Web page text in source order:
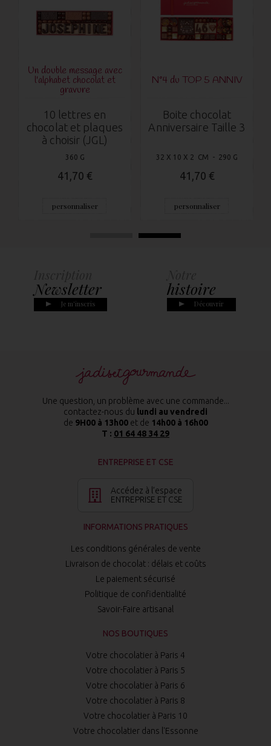
Un double message avec
l'alphabet chocolat et
gravure
10 lettres en
chocolat et plaques
à choisir (JGL)
360 G
41,70 €
personnaliser
N°4 du TOP 5 ANNIV
Boite chocolat
Anniversaire Taille 3
32 X 10 X 2 CM - 290 G
41,70 €
personnaliser
Newsletter
Je m'inscris
histoire
Découvrir
Une question, un problème avec une commande...
contactez-nous du lundi au vendredi
de 9H00 à 13h00et de 14h00 à 16h00
T : 01 64 48 34 29
ENTREPRISE ET CSE
Accédez à l’espace
ENTREPRISE ET CSE
INFORMATIONS PRATIQUES
Les conditions générales de vente
Livraison de chocolat : délais et coûts
Le paiement sécurisé
Politique de confidentialité
Savoir-Faire artisanal
NOS BOUTIQUES
Votre chocolatier à Paris 4
Votre chocolatier à Paris 5
Votre chocolatier à Paris 6
Votre chocolatier à Paris 8
Votre chocolatier à Paris 10
Votre chocolatier dans l'Essonne